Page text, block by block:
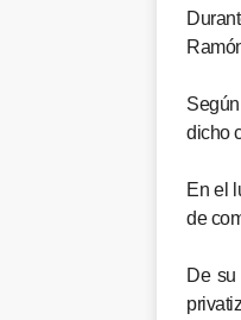
dicho
En el
de
De